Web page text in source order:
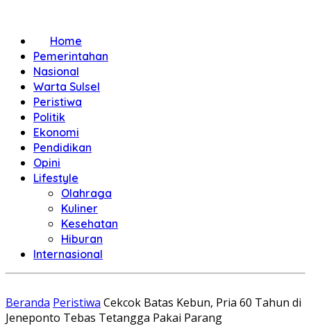
Home
Pemerintahan
Nasional
Warta Sulsel
Peristiwa
Politik
Ekonomi
Pendidikan
Opini
Lifestyle
Olahraga
Kuliner
Kesehatan
Hiburan
Internasional
Beranda Peristiwa Cekcok Batas Kebun, Pria 60 Tahun di
Jeneponto Tebas Tetangga Pakai Parang